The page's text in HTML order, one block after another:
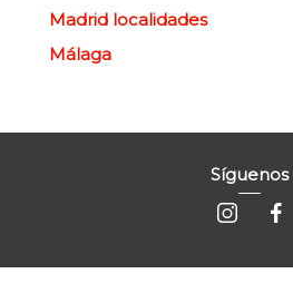
Madrid localidades
Málaga
Síguenos